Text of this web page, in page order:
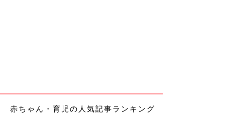
赤ちゃん・育児の人気記事ランキング